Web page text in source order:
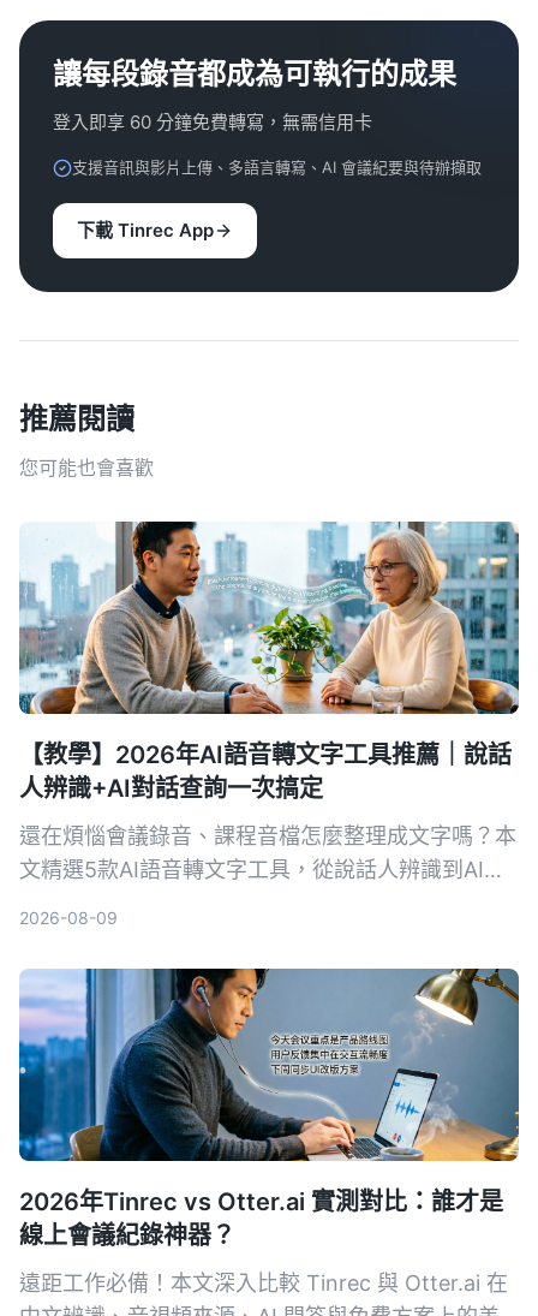
讓每段錄音都成為可執行的成果
登入即享 60 分鐘免費轉寫，無需信用卡
支援音訊與影片上傳、多語言轉寫、AI 會議紀要與待辦擷取
下載 Tinrec App
推薦閱讀
您可能也會喜歡
【教學】2026年AI語音轉文字工具推薦｜說話
人辨識+AI對話查詢一次搞定
還在煩惱會議錄音、課程音檔怎麼整理成文字嗎？本
文精選5款AI語音轉文字工具，從說話人辨識到AI對
2026-08-09
2026年Tinrec vs Otter.ai 實測對比：誰才是
線上會議紀錄神器？
遠距工作必備！本文深入比較 Tinrec 與 Otter.ai 在